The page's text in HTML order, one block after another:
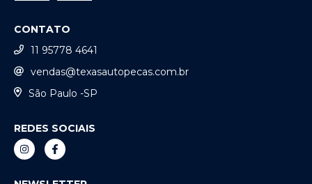
CONTATO
11 95778 4641
vendas@texasautopecas.com.br
São Paulo -SP
REDES SOCIAIS